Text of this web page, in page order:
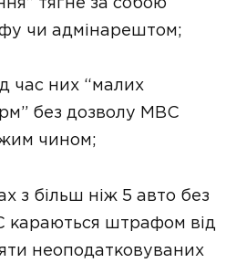
тягне за собою
чи адмінарештом;
час них “малих
без дозволу МВС
чином;
з більш ніж 5 авто без
караються штрафом від
неоподатковуваних